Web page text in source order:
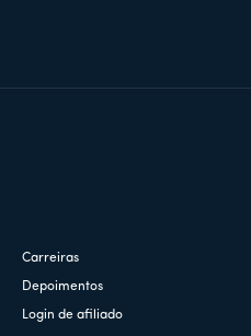
Carreiras
Depoimentos
Login de afiliado